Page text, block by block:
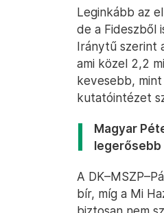
Leginkább az
de a Fideszből
Iránytű szerint
ami közel 2,2
kevesebb,
kutatóintézet
Magyar
legerősebb
A
bír, míg a Mi